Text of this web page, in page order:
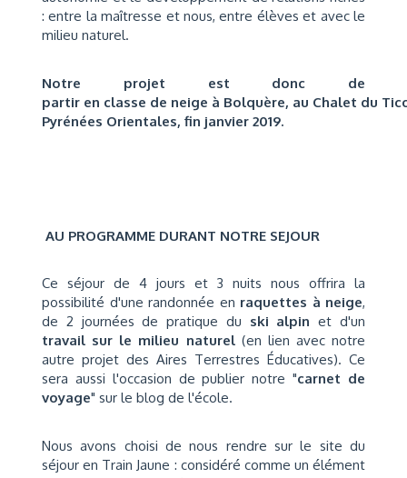
: entre la maîtresse et nous, entre élèves et avec le
milieu naturel.
Notre projet est donc de
partir en classe de neige à Bolquère, au Chalet du
Pyrénées Orientales, fin janvier 2019.
AU PROGRAMME DURANT NOTRE SEJOUR
Ce séjour de 4 jours et 3 nuits nous offrira la
possibilité d'une randonnée en raquettes à neige,
de 2 journées de pratique du ski alpinet d'un
travail sur le milieu naturel (en lien avec notre
autre projet des Aires Terrestres Éducatives). Ce
sera aussi l'occasion de publier notre "carnet de
voyage" sur le blog de l'école.
Nous avons choisi de nous rendre sur le site du
séjour en Train Jaune : considéré comme un élément